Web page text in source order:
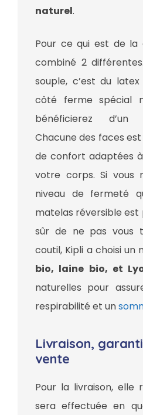
naturel.
Pour ce qui est de la
combiné 2
souple, c’est du
côté ferme spécial
bénéficierez d’un
Chacune des faces
de confort adaptées
votre corps. Si vous
niveau de fermeté
matelas réversible est
sûr de ne pas vous
coutil, Kipli a choisi un
bio, laine bio, et
naturelles pour
respirabilité et un
Livraison,
vente
Pour la livraison, elle
sera effectuée en